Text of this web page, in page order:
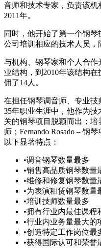
音师和技术专家，负责该
2011年。
同时，他开始了第一个钢
公司培训相应的技术人员，
与机构、钢琴家和个人合
业结构，到2010年该结构
佣了14人。
在担任钢琴调音师、专业
35年职业生涯中，他作为
关的钢琴项目脱颖而出；
师；Fernando Rosado – 钢
以下显著特点：
•调音钢琴数量最多
•销售高品质钢琴数量
•维修和修复钢琴数量
•为表演租赁钢琴数量
•培训技师数量最多
•拥有行业内最佳课程
•行业内业务量最大的
•创造特定工作岗位最
•获得国际认可和荣誉